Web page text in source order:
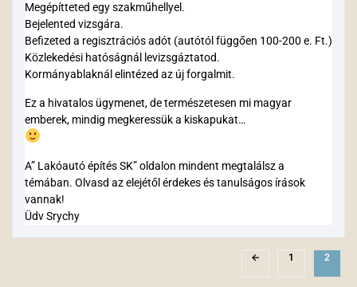
Megépítteted egy szakműhellyel.
Bejelented vizsgára.
Befizeted a regisztrációs adót (autótól függően 100-200 e. Ft.)
Közlekedési hatóságnál levizsgáztatod.
Kormányablaknál elintézed az új forgalmit.
Ez a hivatalos ügymenet, de természetesen mi magyar
emberek, mindig megkeressük a kiskapukat…
A” Lakóautó építés SK” oldalon mindent megtalálsz a
témában. Olvasd az elejétől érdekes és tanulságos írások
vannak!
Üdv Srychy
← 1 2